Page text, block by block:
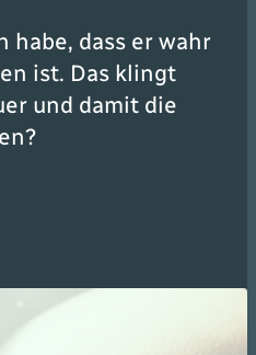
habe, dass er wahr
ist. Das klingt
und damit die